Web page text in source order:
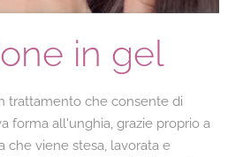
in gel
trattamento che consente di
forma all'unghia, grazie proprio a
che viene stesa, lavorata e